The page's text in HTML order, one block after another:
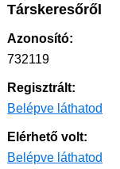
Társkeresőről
Azonosító:
732119
Regisztrált:
Belépve láthatod
Elérhető volt:
Belépve láthatod